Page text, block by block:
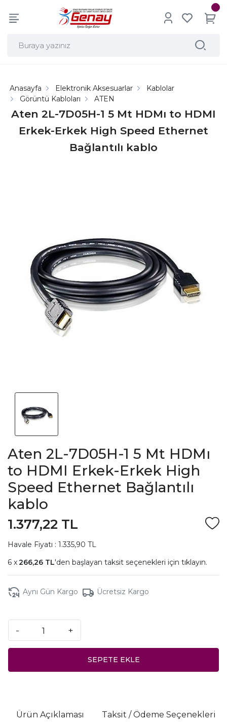
Aten 2L-7D05H-1 5 Mt HDMı to HDMI
Erkek-Erkek High Speed Ethernet
Bağlantılı kablo
Anasayfa Elektronik Aksesuarlar
Kablolar
Görüntü Kabloları
ATEN
Aten 2L-7D05H-1 5 Mt HDMı
to HDMI Erkek-Erkek High
Speed Ethernet Bağlantılı
kablo
1.377,22 TL
Havale Fiyatı : 1.335,90 TL
266,26 TL'den başlayan taksit seçenekleri için tıklayın.
Aynı Gün Kargo Ücretsiz Kargo
- +
SEPETE EKLE
Ürün Açıklaması Taksit / Ödeme Seçenekleri